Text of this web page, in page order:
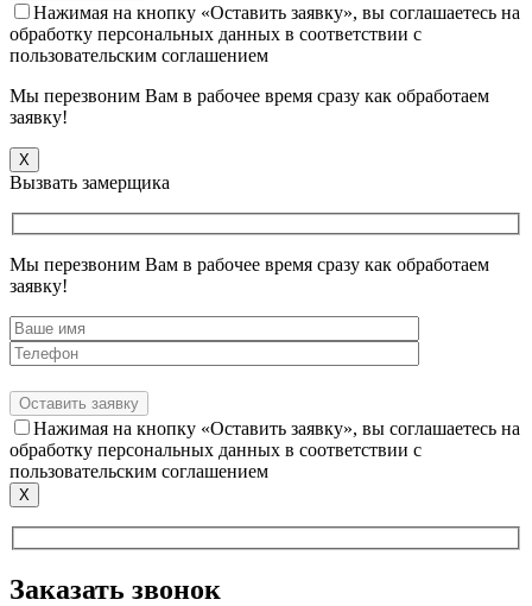
Нажимая на кнопку «Оставить заявку», вы соглашаетесь на
обработку персональных данных в соответствии с
пользовательским соглашением
Мы перезвоним Вам в рабочее время сразу как обработаем
заявку!
X
Вызвать замерщика
Мы перезвоним Вам в рабочее время сразу как обработаем
заявку!
Нажимая на кнопку «Оставить заявку», вы соглашаетесь на
обработку персональных данных в соответствии с
пользовательским соглашением
X
Заказать звонок